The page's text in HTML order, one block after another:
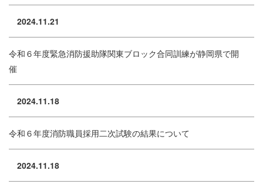
2024.11.21
令和６年度緊急消防援助隊関東ブロック合同訓練が静岡県で開
催
2024.11.18
令和６年度消防職員採用二次試験の結果について
2024.11.18